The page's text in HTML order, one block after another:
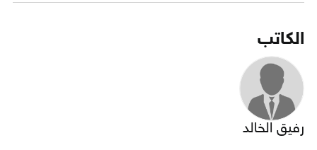
الكاتب
رفيق الخالد